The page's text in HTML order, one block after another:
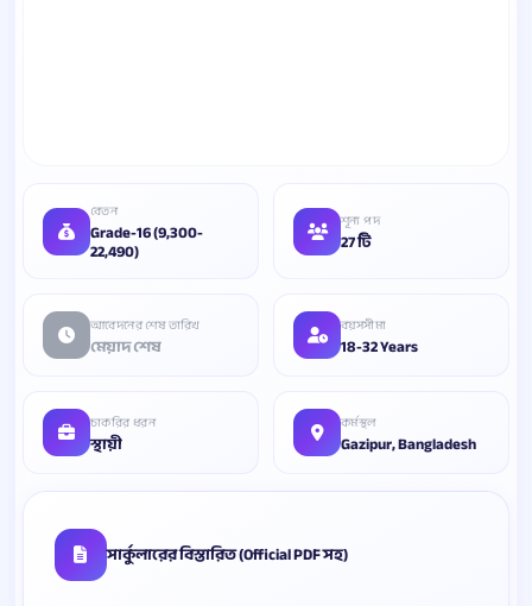
বেতন
Grade-16 (9,300-
22,490)
শূন্য পদ
27 টি
আবেদনের শেষ তারিখ
মেয়াদ শেষ
বয়সসীমা
18-32 Years
চাকরির ধরন
স্থায়ী
কর্মস্থল
Gazipur, Bangladesh
সার্কুলারের বিস্তারিত (Official PDF সহ)